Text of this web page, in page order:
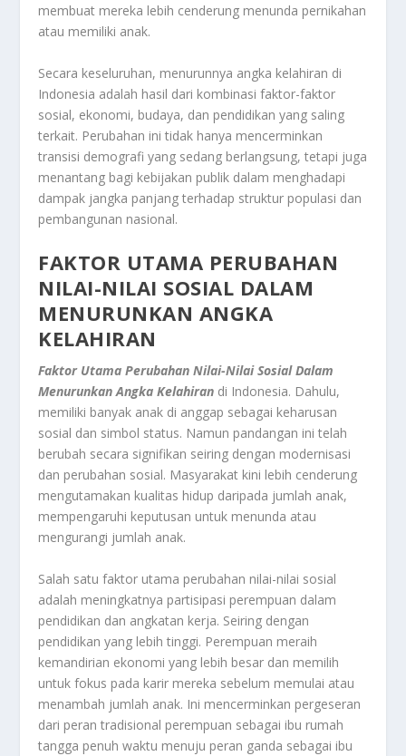
membuat mereka lebih cenderung menunda pernikahan
atau memiliki anak.
Secara keseluruhan, menurunnya angka kelahiran di
Indonesia adalah hasil dari kombinasi faktor-faktor
sosial, ekonomi, budaya, dan pendidikan yang saling
terkait. Perubahan ini tidak hanya mencerminkan
transisi demografi yang sedang berlangsung, tetapi juga
menantang bagi kebijakan publik dalam menghadapi
dampak jangka panjang terhadap struktur populasi dan
pembangunan nasional.
FAKTOR UTAMA PERUBAHAN
NILAI-NILAI SOSIAL DALAM
MENURUNKAN ANGKA
KELAHIRAN
Faktor Utama Perubahan Nilai-Nilai Sosial Dalam
Menurunkan Angka Kelahiran di Indonesia. Dahulu,
memiliki banyak anak di anggap sebagai keharusan
sosial dan simbol status. Namun pandangan ini telah
berubah secara signifikan seiring dengan modernisasi
dan perubahan sosial. Masyarakat kini lebih cenderung
mengutamakan kualitas hidup daripada jumlah anak,
mempengaruhi keputusan untuk menunda atau
mengurangi jumlah anak.
Salah satu faktor utama perubahan nilai-nilai sosial
adalah meningkatnya partisipasi perempuan dalam
pendidikan dan angkatan kerja. Seiring dengan
pendidikan yang lebih tinggi. Perempuan meraih
kemandirian ekonomi yang lebih besar dan memilih
untuk fokus pada karir mereka sebelum memulai atau
menambah jumlah anak. Ini mencerminkan pergeseran
dari peran tradisional perempuan sebagai ibu rumah
tangga penuh waktu menuju peran ganda sebagai ibu